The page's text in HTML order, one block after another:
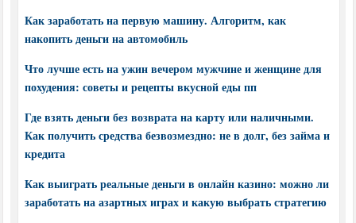
Как заработать на первую машину. Алгоритм, как
накопить деньги на автомобиль
Что лучше есть на ужин вечером мужчине и женщине для
похудения: советы и рецепты вкусной еды пп
Где взять деньги без возврата на карту или наличными.
Как получить средства безвозмездно: не в долг, без займа и
кредита
Как выиграть реальные деньги в онлайн казино: можно ли
заработать на азартных играх и какую выбрать стратегию